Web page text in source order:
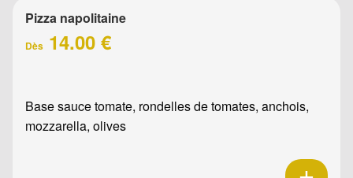
Pizza napolitaine
Dès 14.00 €
Base sauce tomate, rondelles de tomates, anchois,
mozzarella, olives